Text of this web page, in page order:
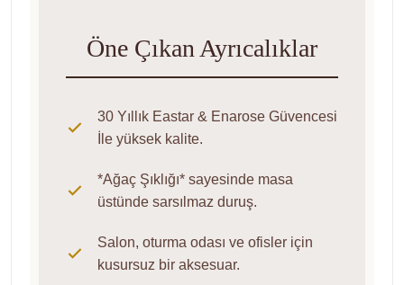
Öne Çıkan Ayrıcalıklar
30 Yıllık Eastar & Enarose Güvencesi
İle yüksek kalite.
*Ağaç Şıklığı* sayesinde masa
üstünde sarsılmaz duruş.
Salon, oturma odası ve ofisler için
kusursuz bir aksesuar.